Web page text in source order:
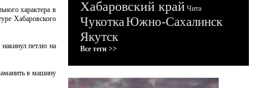
характера в
Хабаровского
петлю на
в машину
Хабаровский край Чита
ЧукоткаЮжно-Сахалинск
Якутск
Все теги >>